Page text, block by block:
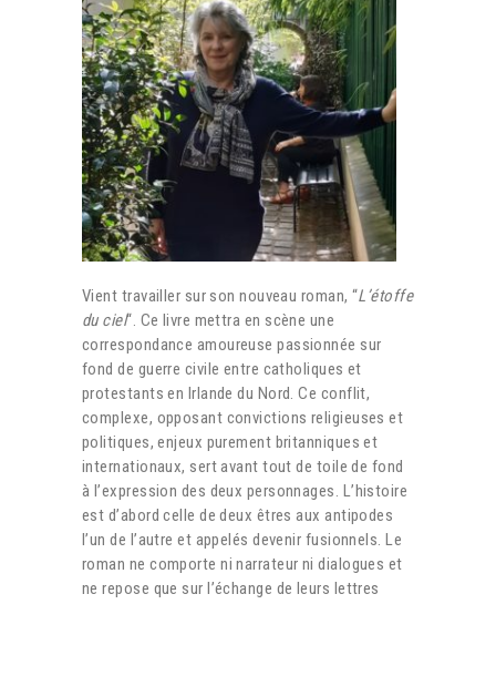
Vient travailler sur son nouveau roman, “L’étoffe
du ciel“. Ce livre mettra en scène une
correspondance amoureuse passionnée sur
fond de guerre civile entre catholiques et
protestants en Irlande du Nord. Ce conflit,
complexe, opposant convictions religieuses et
politiques, enjeux purement britanniques et
internationaux, sert avant tout de toile de fond
à l’expression des deux personnages. L’histoire
est d’abord celle de deux êtres aux antipodes
l’un de l’autre et appelés devenir fusionnels. Le
roman ne comporte ni narrateur ni dialogues et
ne repose que sur l’échange de leurs lettres